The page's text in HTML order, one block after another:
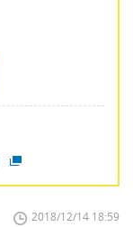
2018/12/14 18:59